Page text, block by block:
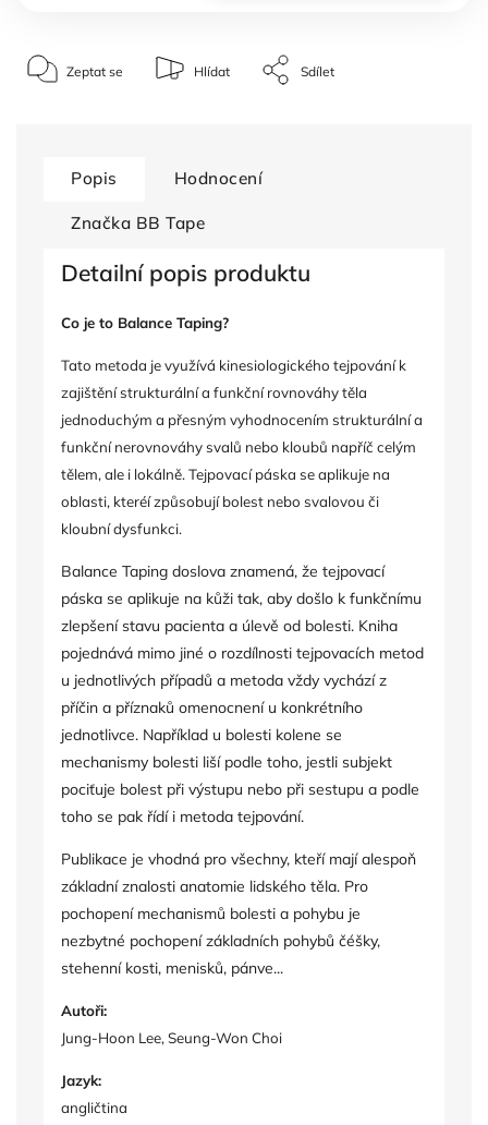
Zeptat se Hlídat Sdílet
Popis Hodnocení
Značka BB Tape
Detailní popis produktu
Co je to Balance Taping?
Tato metoda je využívá kinesiologického tejpování k
zajištění strukturální a funkční rovnováhy těla
jednoduchým a přesným vyhodnocením strukturální a
funkční nerovnováhy svalů nebo kloubů napříč celým
tělem, ale i lokálně. Tejpovací páska se aplikuje na
oblasti, kteréí způsobují bolest nebo svalovou či
kloubní dysfunkci.
Balance Taping doslova znamená, že tejpovací
páska se aplikuje na kůži tak, aby došlo k funkčnímu
zlepšení stavu pacienta a úlevě od bolesti. Kniha
pojednává mimo jiné o rozdílnosti tejpovacích metod
u jednotlivých případů a metoda vždy vychází z
příčin a příznaků omenocnení u konkrétního
jednotlivce. Například u bolesti kolene se
mechanismy bolesti liší podle toho, jestli subjekt
pociťuje bolest při výstupu nebo při sestupu a podle
toho se pak řídí i metoda tejpování.
Publikace je vhodná pro všechny, kteří mají alespoň
základní znalosti anatomie lidského těla. Pro
pochopení mechanismů bolesti a pohybu je
nezbytné pochopení základních pohybů čéšky,
stehenní kosti, menisků, pánve...
Autoři:
Jung-Hoon Lee, Seung-Won Choi
Jazyk:
angličtina